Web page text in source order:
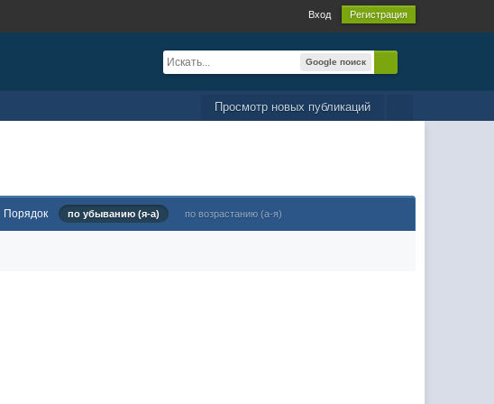
Вход Регистрация
Google поиск
Просмотр новых публикаций
Порядок по убыванию (я-а) по возрастанию (а-я)